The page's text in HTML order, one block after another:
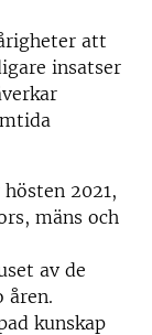
att
insatser
2021,
mäns och
av de
åren.
kunskap